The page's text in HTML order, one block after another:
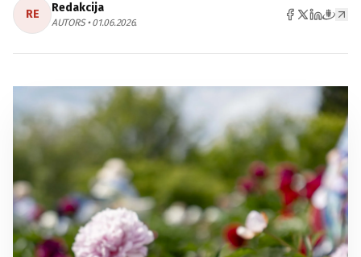
RE Redakcija
AUTORS • 01.06.2026.